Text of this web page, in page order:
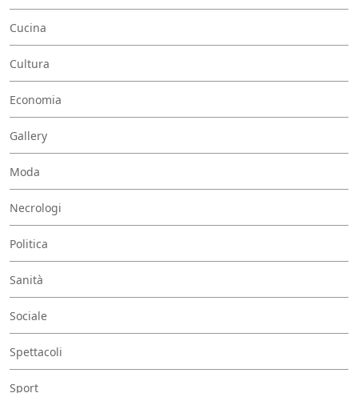
Cucina
Cultura
Economia
Gallery
Moda
Necrologi
Politica
Sanità
Sociale
Spettacoli
Sport